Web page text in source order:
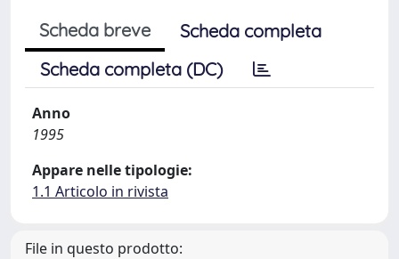
Scheda breve
Scheda completa
Scheda completa (DC)
Anno
1995
Appare nelle tipologie:
1.1 Articolo in rivista
File in questo prodotto: